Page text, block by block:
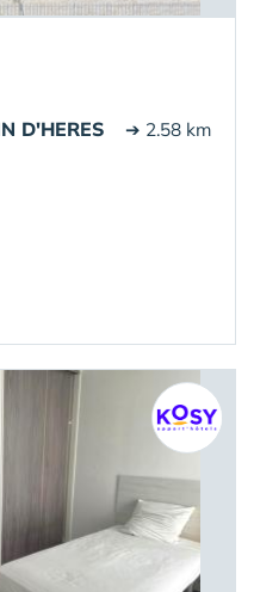
D'HERES ➔ 2.58 km